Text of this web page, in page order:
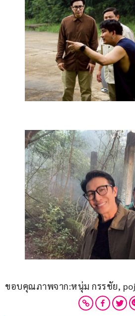
ขอบคุณภาพจาก:หนุ่ม กรรชัย,